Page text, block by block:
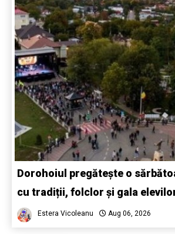
Dorohoiul pregătește o
cu tradiții, folclor și gala
Estera Vicoleanu Aug 06, 2026